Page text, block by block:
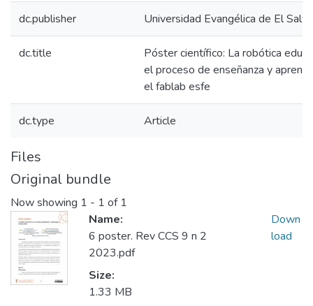
dc.publisher Universidad Evangélica de El
dc.title
Póster científico: La robótica
el proceso de enseñanza y
el fablab esfe
dc.type Article
Files
Original bundle
Now showing 1 - 1 of 1
Name:
6 poster. Rev CCS 9 n 2
2023.pdf
Size:
1.33 MB
Down
load